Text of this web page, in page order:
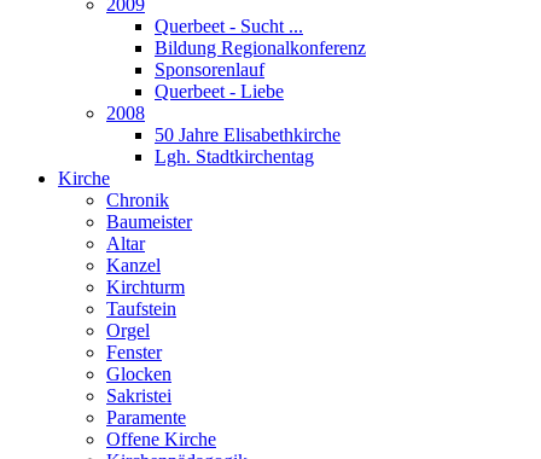
Querbeet - Sucht ...
Bildung Regionalkonferenz
Sponsorenlauf
Querbeet - Liebe
2008
50 Jahre Elisabethkirche
Lgh. Stadtkirchentag
Kirche
Chronik
Baumeister
Altar
Kanzel
Kirchturm
Taufstein
Orgel
Fenster
Glocken
Sakristei
Paramente
Offene Kirche